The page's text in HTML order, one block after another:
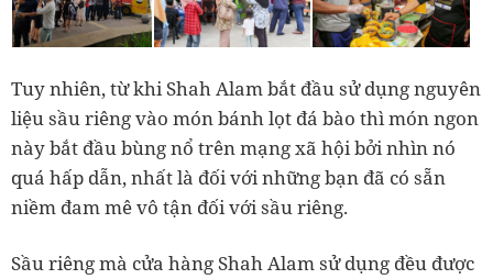
Tuy nhiên, từ khi Shah Alam bắt đầu sử dụng nguyên
liệu sầu riêng vào món bánh lọt đá bào thì món ngon
này bắt đầu bùng nổ trên mạng xã hội bởi nhìn nó
quá hấp dẫn, nhất là đối với những bạn đã có sẵn
niềm đam mê vô tận đối với sầu riêng.
Sầu riêng mà cửa hàng Shah Alam sử dụng đều được